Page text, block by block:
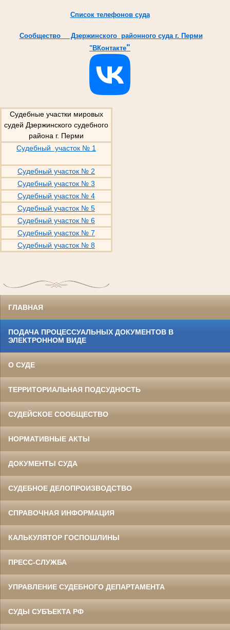
Список телефонов суда
Cообщество Дзержинского районного суда г. Перми
"ВКонтакте"
Судебные участки мировых
судей Дзержинского судебного
района г. Перми
Судебный участок № 1
Судебный участок № 2
Судебный участок № 3
Судебный участок № 4
Судебный участок № 5
Судебный участок № 6
Судебный участок № 7
Судебный участок № 8
ГЛАВНАЯ
ПОДАЧА ПРОЦЕССУАЛЬНЫХ ДОКУМЕНТОВ В
ЭЛЕКТРОННОМ ВИДЕ
О СУДЕ
ТЕРРИТОРИАЛЬНАЯ ПОДСУДНОСТЬ
СУДЕЙСКОЕ СООБЩЕСТВО
НОРМАТИВНЫЕ АКТЫ
ДОКУМЕНТЫ СУДА
СУДЕБНОЕ ДЕЛОПРОИЗВОДСТВО
СПРАВОЧНАЯ ИНФОРМАЦИЯ
КАЛЬКУЛЯТОР ГОСПОШЛИНЫ
ПРЕСС-СЛУЖБА
УПРАВЛЕНИЕ СУДЕБНОГО ДЕПАРТАМЕНТА
СУДЫ СУБЪЕКТА РФ